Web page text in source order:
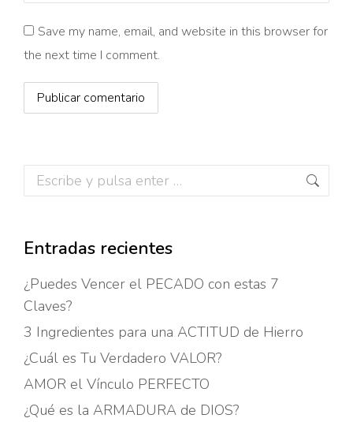
Save my name, email, and website in this browser for
the next time I comment.
Publicar comentario
Buscar:
Entradas recientes
¿Puedes Vencer el PECADO con estas 7
Claves?
3 Ingredientes para una ACTITUD de Hierro
¿Cuál es Tu Verdadero VALOR?
AMOR el Vínculo PERFECTO
¿Qué es la ARMADURA de DIOS?